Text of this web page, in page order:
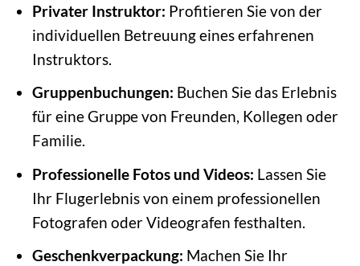
Privater Instruktor: Profitieren Sie von der
individuellen Betreuung eines erfahrenen
Instruktors.
Gruppenbuchungen: Buchen Sie das Erlebnis
für eine Gruppe von Freunden, Kollegen oder
Familie.
Professionelle Fotos und Videos: Lassen Sie
Ihr Flugerlebnis von einem professionellen
Fotografen oder Videografen festhalten.
Geschenkverpackung: Machen Sie Ihr